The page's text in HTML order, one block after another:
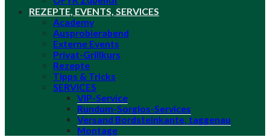
REZEPTE, EVENTS, SERVICES
Academy
Ausprobierabend
Externe Events
Privat-Grillkurs
Rezepte
Tipps & Tricks
SERVICES
VIP-Service
Rundum-Sorglos-Services
Versand Bordsteinkante, taggenau
Montage